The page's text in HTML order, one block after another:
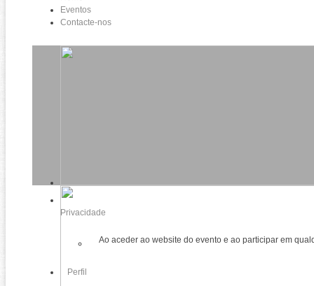
Eventos
Contacte-nos
Privacidade
Ao aceder ao website do evento e ao participar em
Perfil